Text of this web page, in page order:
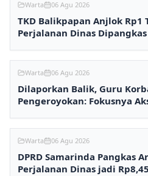
Warta 06 Agu 2026
TKD Balikpapan Anjlok Rp1
Perjalanan Dinas Dipangkas
Warta 06 Agu 2026
Dilaporkan Balik, Guru
Pengeroyokan: Fokusnya
Warta 06 Agu 2026
DPRD Samarinda Pangkas
Perjalanan Dinas jadi